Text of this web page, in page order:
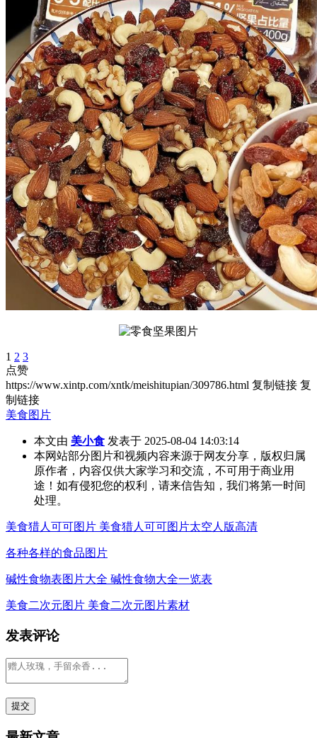
1 2 3
点赞
https://www.xintp.com/xntk/meishitupian/309786.html 复制链接 复
制链接
美食图片
本文由 美小食 发表于 2025-08-04 14:03:14
本网站部分图片和视频内容来源于网友分享，版权归属
原作者，内容仅供大家学习和交流，不可用于商业用
途！如有侵犯您的权利，请来信告知，我们将第一时间
处理。
美食猎人可可图片 美食猎人可可图片太空人版高清
各种各样的食品图片
碱性食物表图片大全 碱性食物大全一览表
美食二次元图片 美食二次元图片素材
发表评论